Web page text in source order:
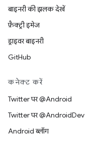
बाइनरी की झलक देखें
फ़ैक्ट्री इमेज
ड्राइवर बाइनरी
GitHub
कनेक्ट करें
Twitter पर @Android
Twitter पर @AndroidDev
Android ब्लॉग